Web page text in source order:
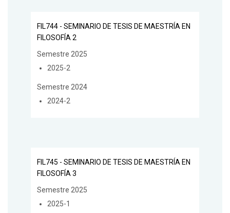
FIL744 - SEMINARIO DE TESIS DE MAESTRÍA EN
FILOSOFÍA 2
Semestre 2025
2025-2
Semestre 2024
2024-2
FIL745 - SEMINARIO DE TESIS DE MAESTRÍA EN
FILOSOFÍA 3
Semestre 2025
2025-1